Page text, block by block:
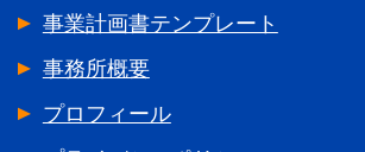
事業計画書テンプレート
事務所概要
プロフィール